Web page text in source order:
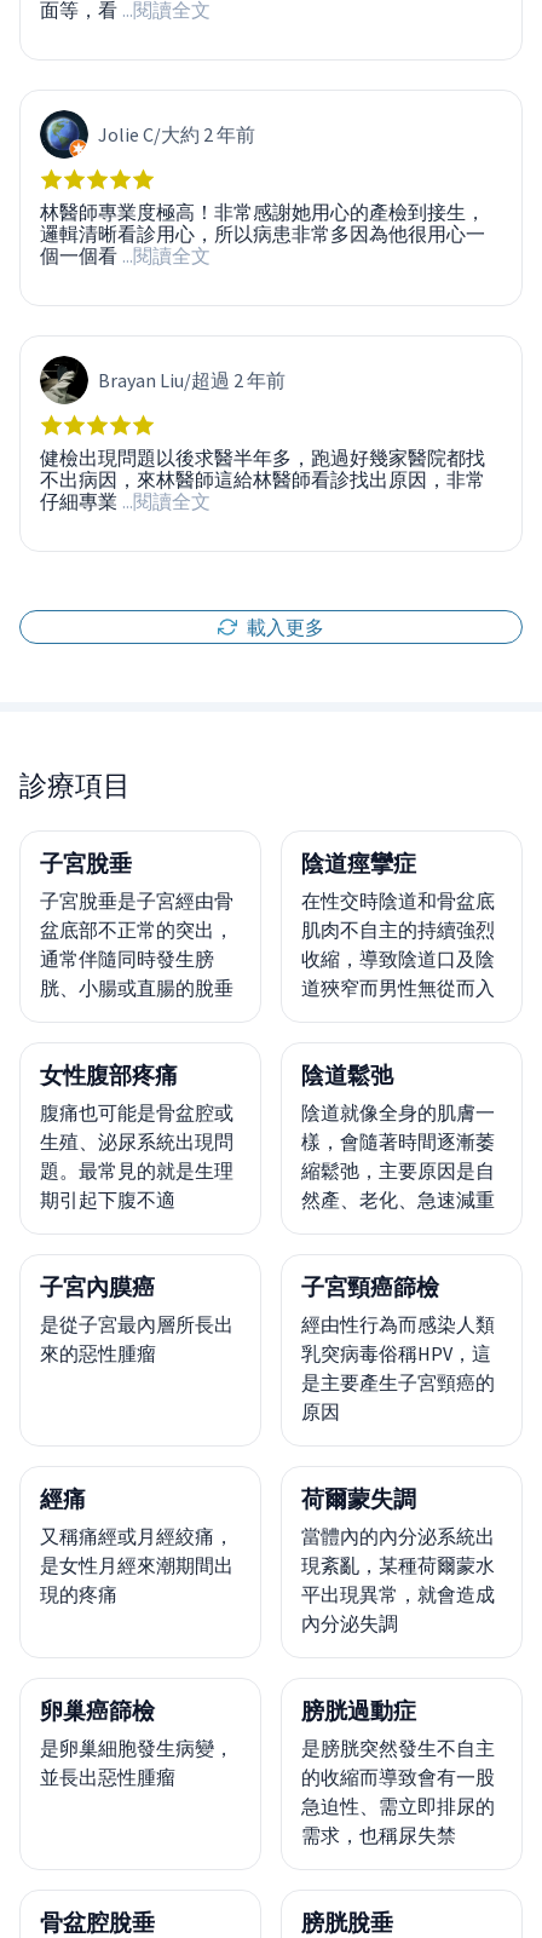
面等，看 ...閱讀全文
Jolie C/大約 2 年前
林醫師專業度極高！非常感謝她用心的產檢到接生，
邏輯清晰看診用心，所以病患非常多因為他很用心一
個一個看 ...閱讀全文
Brayan Liu/超過 2 年前
健檢出現問題以後求醫半年多，跑過好幾家醫院都找
不出病因，來林醫師這給林醫師看診找出原因，非常
仔細專業 ...閱讀全文
載入更多
診療項目
子宮脫垂
子宮脫垂是子宮經由骨
盆底部不正常的突出，
通常伴隨同時發生膀
胱、小腸或直腸的脫垂
陰道痙攣症
在性交時陰道和骨盆底
肌肉不自主的持續強烈
收縮，導致陰道口及陰
道狹窄而男性無從而入
女性腹部疼痛
腹痛也可能是骨盆腔或
生殖、泌尿系統出現問
題。最常見的就是生理
期引起下腹不適
陰道鬆弛
陰道就像全身的肌膚一
樣，會隨著時間逐漸萎
縮鬆弛，主要原因是自
然產、老化、急速減重
子宮內膜癌
是從子宮最內層所長出
來的惡性腫瘤
子宮頸癌篩檢
經由性行為而感染人類
乳突病毒俗稱HPV，這
是主要產生子宮頸癌的
原因
經痛
又稱痛經或月經絞痛，
是女性月經來潮期間出
現的疼痛
荷爾蒙失調
當體內的內分泌系統出
現紊亂，某種荷爾蒙水
平出現異常，就會造成
內分泌失調
卵巢癌篩檢
是卵巢細胞發生病變，
並長出惡性腫瘤
膀胱過動症
是膀胱突然發生不自主
的收縮而導致會有一股
急迫性、需立即排尿的
需求，也稱尿失禁
骨盆腔脫垂 膀胱脫垂